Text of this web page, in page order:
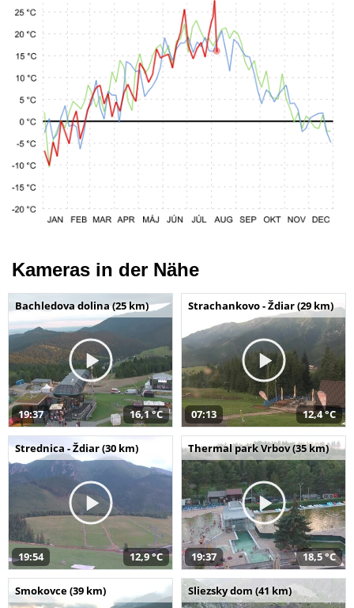
Kameras in der Nähe
Bachledova dolina (25 km)
19:37 16,1 °C
Strachankovo - Ždiar (29 km)
07:13 12,4 °C
Strednica - Ždiar (30 km)
19:54 12,9 °C
Thermal park Vrbov (35 km)
19:37 18,5 °C
Smokovce (39 km) Sliezsky dom (41 km)